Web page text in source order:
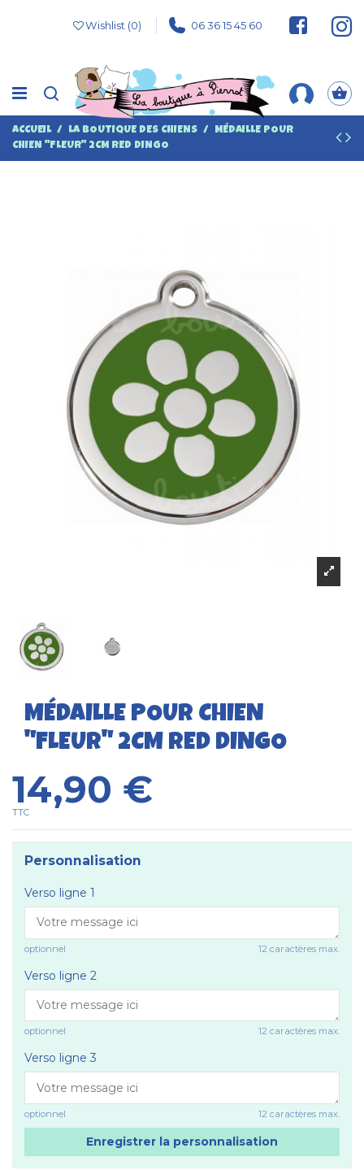
Wishlist (0) 06 36 15 45 60
ACCUEIL LA BOUTIQUE DES CHIENS
MÉDAILLE POUR
CHIEN "FLEUR" 2CM RED DINGO
MÉDAILLE POUR CHIEN
"FLEUR" 2CM RED DINGO
14,90 €
TTC
Personnalisation
Verso ligne 1
optionnel 12 caractères max.
Verso ligne 2
optionnel 12 caractères max.
Verso ligne 3
optionnel 12 caractères max.
Enregistrer la personnalisation